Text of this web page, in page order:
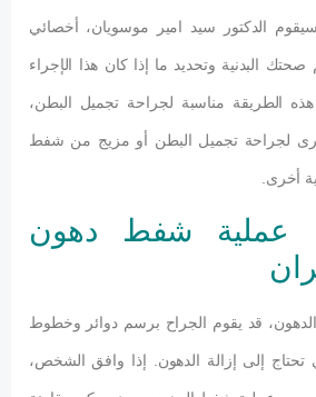
الدكتور سيد امير موسويان، أخصائي
صحتك البدنية وتحديد ما إذا كان هذا الإجراء
الطريقة مناسبة لجراحة تجميل البطن،
لجراحة تجميل البطن أو مزيج من شفط
أخرى.
عملية شفط دهون
قد يقوم الجراح برسم دوائر وخطوط
إلى إزالة الدهون. إذا وافق الشخص،